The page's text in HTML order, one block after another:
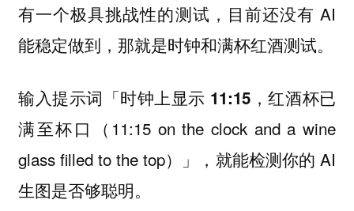
有一个极具挑战性的测试，目前还没有 AI
能稳定做到，那就是时钟和满杯红酒测试。
输入提示词「时钟上显示 11:15，红酒杯已
满至杯口
（11:15 on the clock and a wine
glass filled to the top）」，就能检测你的 AI
生图是否够聪明。